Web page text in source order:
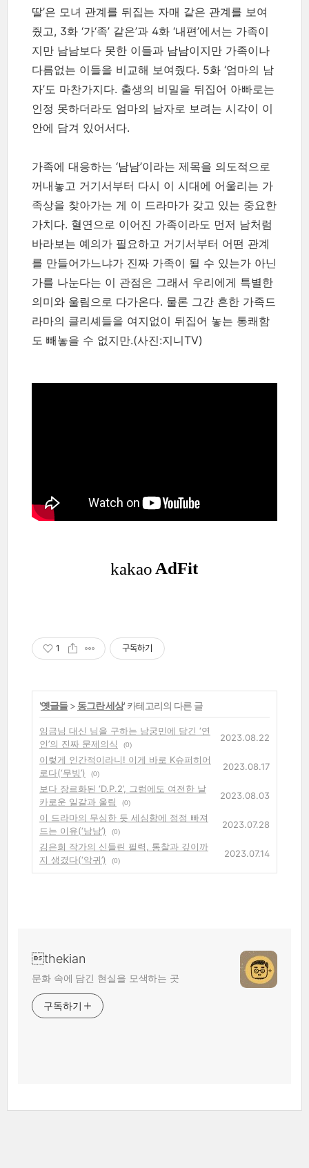
딸’은 모녀 관계를 뒤집는 자매 같은 관계를 보여
줬고, 3화 ‘가‘족’ 같은’과 4화 ‘내편’에서는 가족이
지만 남남보다 못한 이들과 남남이지만 가족이나
다름없는 이들을 비교해 보여줬다. 5화 ‘엄마의 남
자’도 마찬가지다. 출생의 비밀을 뒤집어 아빠로는
인정 못하더라도 엄마의 남자로 보려는 시각이 이
안에 담겨 있어서다.
가족에 대응하는 ‘남남’이라는 제목을 의도적으로
꺼내놓고 거기서부터 다시 이 시대에 어울리는 가
족상을 찾아가는 게 이 드라마가 갖고 있는 중요한
가치다. 혈연으로 이어진 가족이라도 먼저 남처럼
바라보는 예의가 필요하고 거기서부터 어떤 관계
를 만들어가느냐가 진짜 가족이 될 수 있는가 아닌
가를 나눈다는 이 관점은 그래서 우리에게 특별한
의미와 울림으로 다가온다. 물론 그간 흔한 가족드
라마의 클리셰들을 여지없이 뒤집어 놓는 통쾌함
도 빼놓을 수 없지만.(사진:지니TV)
1 구독하기
'옛글들> 동그란 세상' 카테고리의 다른 글
임금님 대신 님을 구하는 남궁민에 담긴 ‘연
인’의 진짜 문제의식
(0)
2023.08.22
이렇게 인간적이라니! 이게 바로 K슈퍼히어
로다(‘무빙’)
(0)
2023.08.17
보다 장르화된 ‘D.P.2’, 그럼에도 여전한 날
카로운 일갈과 울림
(0)
2023.08.03
이 드라마의 무심한 듯 세심함에 점점 빠져
드는 이유(‘남남’)
(0)
2023.07.28
김은희 작가의 신들린 필력, 통찰과 깊이까
지 생겼다(‘악귀’)
(0)
2023.07.14
thekian
문화 속에 담긴 현실을 모색하는 곳
구독하기